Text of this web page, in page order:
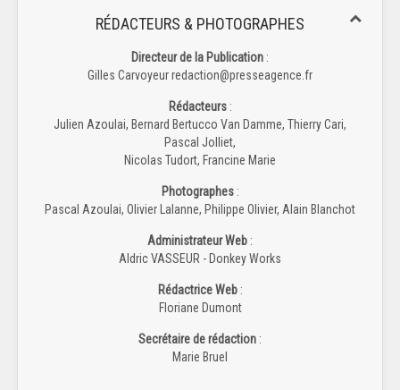
RÉDACTEURS & PHOTOGRAPHES
Directeur de la Publication :
Gilles Carvoyeur redaction@presseagence.fr
Rédacteurs:
Julien Azoulai, Bernard Bertucco Van Damme, Thierry Cari,
Pascal Jolliet,
Nicolas Tudort, Francine Marie
Photographes:
Pascal Azoulai, Olivier Lalanne, Philippe Olivier, Alain Blanchot
Administrateur Web :
Aldric VASSEUR - Donkey Works
Rédactrice Web:
Floriane Dumont
Secrétaire de rédaction :
Marie Bruel